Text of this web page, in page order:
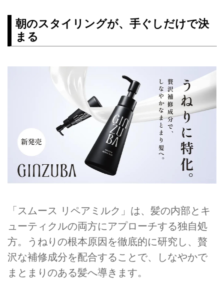
朝のスタイリングが、手ぐしだけで決
まる
「スムース リペアミルク」は、髪の内部とキ
ューティクルの両方にアプローチする独自処
方。うねりの根本原因を徹底的に研究し、贅
沢な補修成分を配合することで、しなやかで
まとまりのある髪へ導きます。